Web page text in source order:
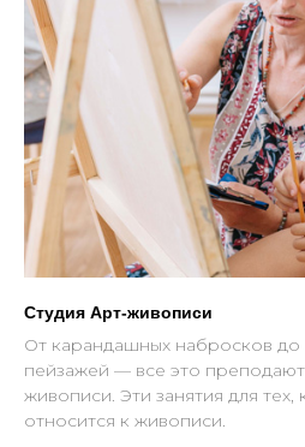
Студия Арт-живописи
От карандашных набросков до
пейзажей — все это преподают
живописи. Эти занятия для тех,
относится к живописи.